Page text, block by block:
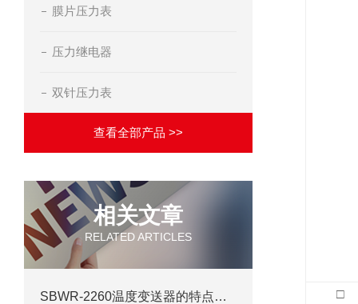
膜片压力表
压力继电器
双针压力表
查看全部产品 >>
相关文章
RELATED ARTICLES
SBWR-2260温度变送器的特点与校验误差浅析 □